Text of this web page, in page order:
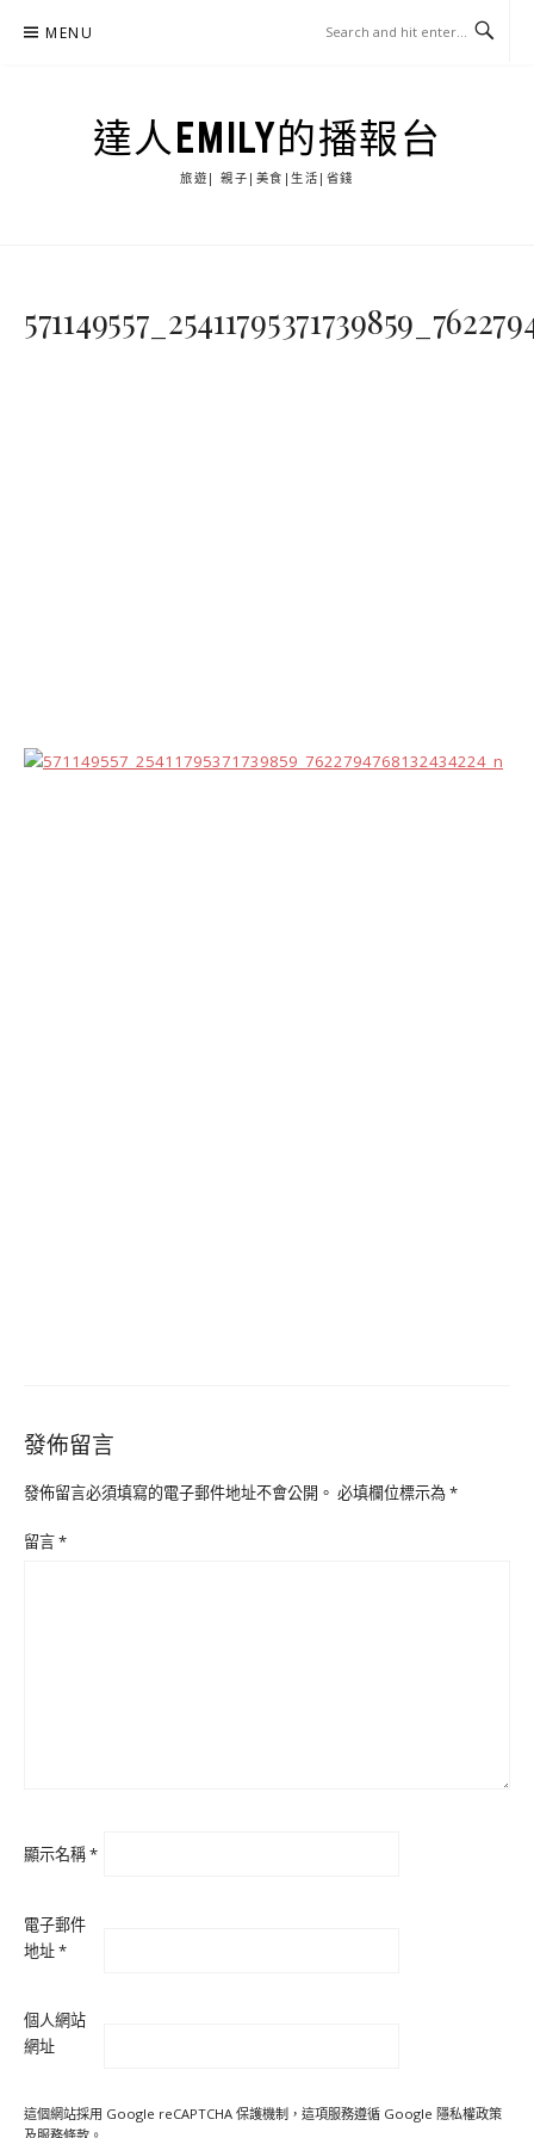
MENU
達人EMILY的播報台
旅遊| 親子|美食|生活|省錢
發佈留言
發佈留言必須填寫的電子郵件地址不會公開。 必填欄位標示為*
留言*
顯示名稱*
電子郵件
地址*
個人網站
網址
這個網站採用 Google reCAPTCHA 保護機制，這項服務遵循 Google 隱私權政策